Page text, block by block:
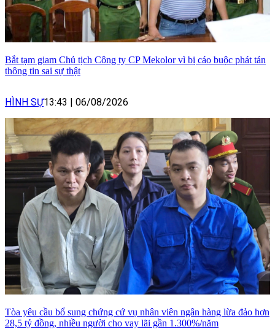
Bắt tạm giam Chủ tịch Công ty CP Mekolor vì bị cáo buộc phát tán
thông tin sai sự thật
HÌNH SỰ13:43 06/08/2026
Tòa yêu cầu bổ sung chứng cứ vụ nhân viên ngân hàng lừa đảo hơn
28,5 tỷ đồng, nhiều người cho vay lãi gần 1.300%/năm